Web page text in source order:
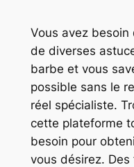
Vous avez
de diverses
barbe et vous
possible sans le
réel spécialiste.
cette plateforme
besoin pour
vous désirez.